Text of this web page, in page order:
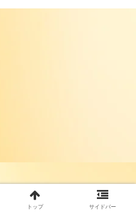
トップ サイドバー